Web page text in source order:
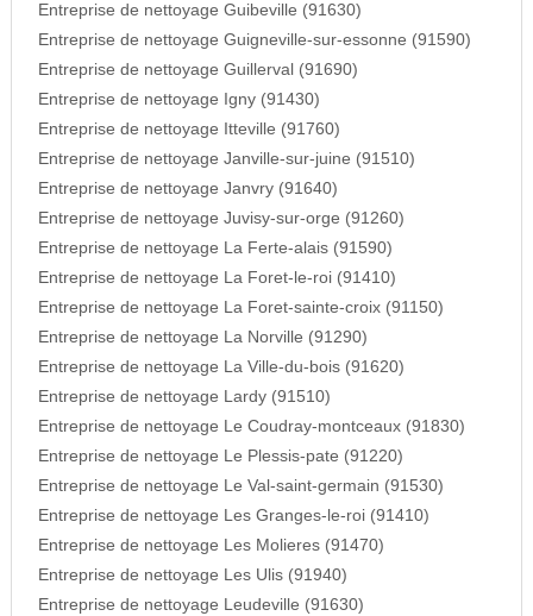
Entreprise de nettoyage Guibeville (91630)
Entreprise de nettoyage Guigneville-sur-essonne (91590)
Entreprise de nettoyage Guillerval (91690)
Entreprise de nettoyage Igny (91430)
Entreprise de nettoyage Itteville (91760)
Entreprise de nettoyage Janville-sur-juine (91510)
Entreprise de nettoyage Janvry (91640)
Entreprise de nettoyage Juvisy-sur-orge (91260)
Entreprise de nettoyage La Ferte-alais (91590)
Entreprise de nettoyage La Foret-le-roi (91410)
Entreprise de nettoyage La Foret-sainte-croix (91150)
Entreprise de nettoyage La Norville (91290)
Entreprise de nettoyage La Ville-du-bois (91620)
Entreprise de nettoyage Lardy (91510)
Entreprise de nettoyage Le Coudray-montceaux (91830)
Entreprise de nettoyage Le Plessis-pate (91220)
Entreprise de nettoyage Le Val-saint-germain (91530)
Entreprise de nettoyage Les Granges-le-roi (91410)
Entreprise de nettoyage Les Molieres (91470)
Entreprise de nettoyage Les Ulis (91940)
Entreprise de nettoyage Leudeville (91630)